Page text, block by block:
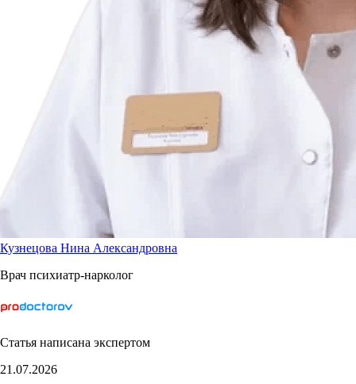
Кузнецова Нина Александровна
Врач психиатр-нарколог
Статья написана экспертом
21.07.2026